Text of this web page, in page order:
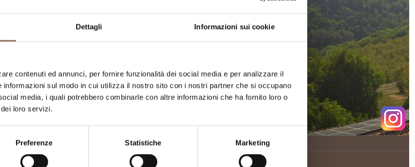
Dettagli Informazioni sui cookie
contenuti ed annunci, per fornire funzionalità dei social media e per analizzare il
informazioni sul modo in cui utilizza il nostro sito con i nostri partner che si occupano
media, i quali potrebbero combinarle con altre informazioni che ha fornito loro o
loro servizi.
Preferenze Statistiche Marketing